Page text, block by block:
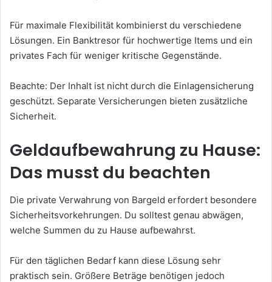
Für maximale Flexibilität kombinierst du verschiedene
Lösungen. Ein Banktresor für hochwertige Items und ein
privates Fach für weniger kritische Gegenstände.
Beachte: Der Inhalt ist nicht durch die Einlagensicherung
geschützt. Separate Versicherungen bieten zusätzliche
Sicherheit.
Geldaufbewahrung zu Hause:
Das musst du beachten
Die private Verwahrung von Bargeld erfordert besondere
Sicherheitsvorkehrungen. Du solltest genau abwägen,
welche Summen du zu Hause aufbewahrst.
Für den täglichen Bedarf kann diese Lösung sehr
praktisch sein. Größere Beträge benötigen jedoch